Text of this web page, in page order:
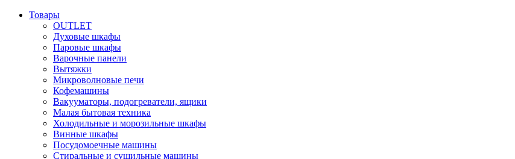
Товары
OUTLET
Духовые шкафы
Паровые шкафы
Варочные панели
Вытяжки
Микроволновые печи
Кофемашины
Вакууматоры, подогреватели, ящики
Малая бытовая техника
Холодильные и морозильные шкафы
Винные шкафы
Посудомоечные машины
Стиральные и сушильные машины